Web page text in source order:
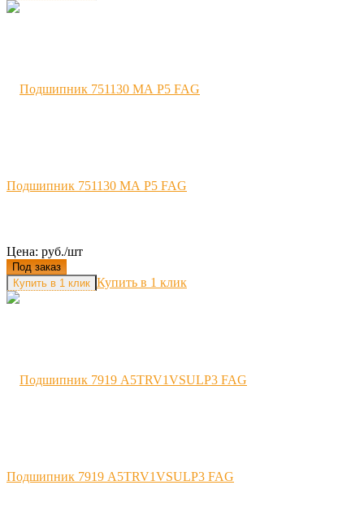
Подшипник 751130 МА Р5 FAG
Цена: руб./шт
Под заказ
Купить в 1 клик
Подшипник 7919 A5TRV1VSULP3 FAG